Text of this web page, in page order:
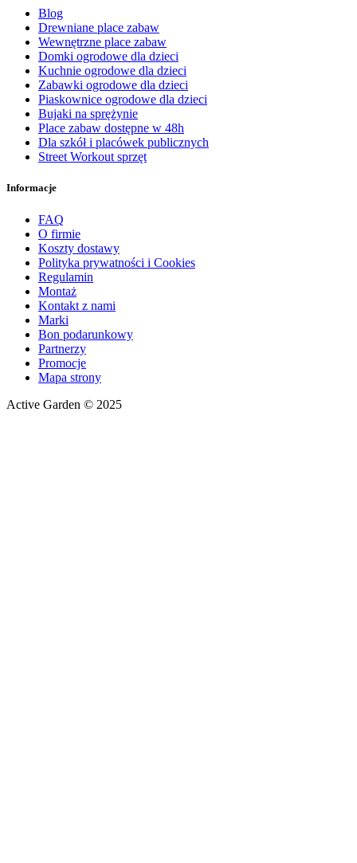
Blog
Drewniane place zabaw
Wewnętrzne place zabaw
Domki ogrodowe dla dzieci
Kuchnie ogrodowe dla dzieci
Zabawki ogrodowe dla dzieci
Piaskownice ogrodowe dla dzieci
Bujaki na sprężynie
Place zabaw dostępne w 48h
Dla szkół i placówek publicznych
Street Workout sprzęt
Informacje
FAQ
O firmie
Koszty dostawy
Polityka prywatności i Cookies
Regulamin
Montaż
Kontakt z nami
Marki
Bon podarunkowy
Partnerzy
Promocje
Mapa strony
Active Garden © 2025